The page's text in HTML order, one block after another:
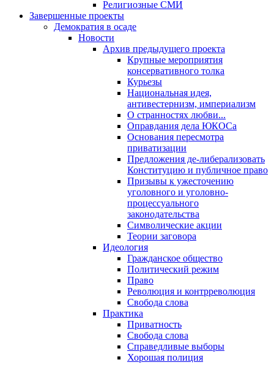
Религиозные СМИ
Завершенные проекты
Демократия в осаде
Новости
Архив предыдущего проекта
Крупные мероприятия
консервативного толка
Курьезы
Национальная идея,
антивестернизм, империализм
О странностях любви...
Оправдания дела ЮКОСа
Основания пересмотра
приватизации
Предложения де-либерализовать
Конституцию и публичное право
Призывы к ужесточению
уголовного и уголовно-
процессуального
законодательства
Символические акции
Теории заговора
Идеология
Гражданское общество
Политический режим
Право
Революция и контрреволюция
Свобода слова
Практика
Приватность
Свобода слова
Справедливые выборы
Хорошая полиция